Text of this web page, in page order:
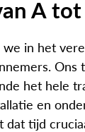
A
in het
Ons
het hele
en
dat tijd